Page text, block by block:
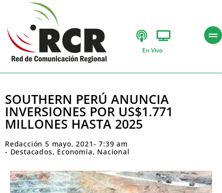
En Vivo
SOUTHERN PERÚ ANUNCIA
INVERSIONES POR US$1.771
MILLONES HASTA 2025
Redacción 5 mayo, 2021- 7:39 am
- Destacados, Economía, Nacional